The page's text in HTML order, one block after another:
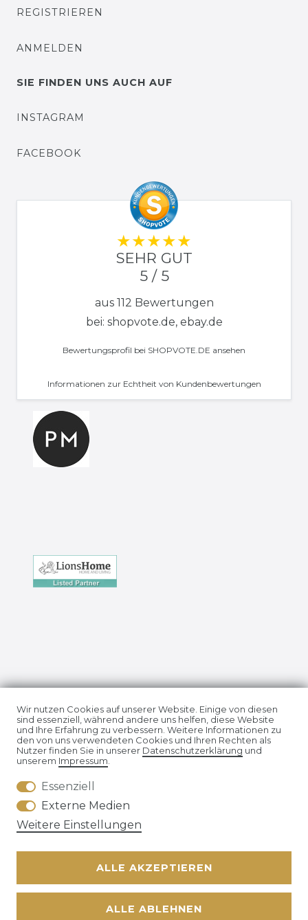
REGISTRIEREN
ANMELDEN
SIE FINDEN UNS AUCH AUF
INSTAGRAM
FACEBOOK
SEHR GUT
5 / 5
aus 112 Bewertungen
bei: shopvote.de, ebay.de
Bewertungsprofil bei SHOPVOTE.DE ansehen
Informationen zur Echtheit von Kundenbewertungen
Impressum Daten­schutz­erklärung
AGB
Wir nutzen Cookies auf unserer Website. Einige von diesen
sind essenziell, während andere uns helfen, diese Website
und Ihre Erfahrung zu verbessern. Weitere Informationen zu
den von uns verwendeten Cookies und Ihren Rechten als
Nutzer finden Sie in unserer Daten­schutz­erklärung und
unserem Impressum.
Essenziell
Externe Medien
Weitere Einstellungen
ALLE AKZEPTIEREN
ALLE ABLEHNEN